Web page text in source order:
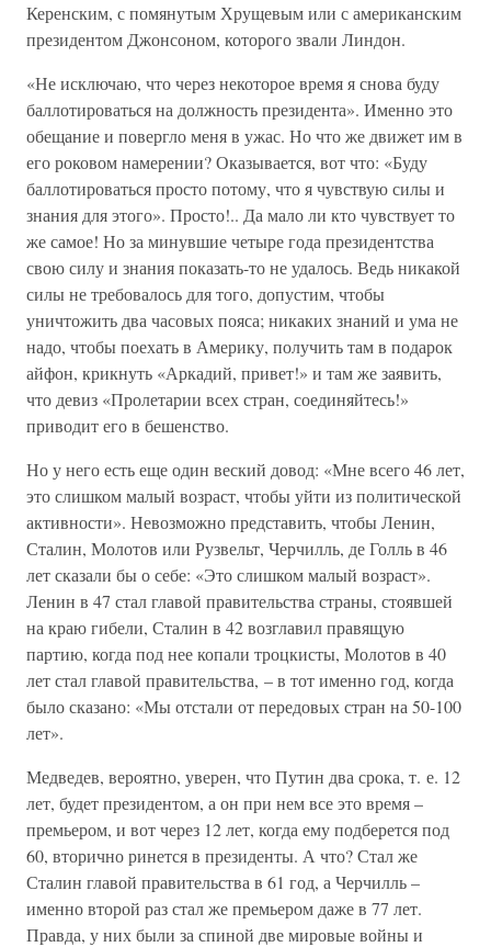
Керенским, с помянутым Хрущевым или с американским
президентом Джонсоном, которого звали Линдон.
«Не исключаю, что через некоторое время я снова буду
баллотироваться на должность президента». Именно это
обещание и повергло меня в ужас. Но что же движет им в
его роковом намерении? Оказывается, вот что: «Буду
баллотироваться просто потому, что я чувствую силы и
знания для этого». Просто!.. Да мало ли кто чувствует то
же самое! Но за минувшие четыре года президентства
свою силу и знания показать-то не удалось. Ведь никакой
силы не требовалось для того, допустим, чтобы
уничтожить два часовых пояса; никаких знаний и ума не
надо, чтобы поехать в Америку, получить там в подарок
айфон, крикнуть «Аркадий, привет!» и там же заявить,
что девиз «Пролетарии всех стран, соединяйтесь!»
приводит его в бешенство.
Но у него есть еще один веский довод: «Мне всего 46 лет,
это слишком малый возраст, чтобы уйти из политической
активности». Невозможно представить, чтобы Ленин,
Сталин, Молотов или Рузвельт, Черчилль, де Голль в 46
лет сказали бы о себе: «Это слишком малый возраст».
Ленин в 47 стал главой правительства страны, стоявшей
на краю гибели, Сталин в 42 возглавил правящую
партию, когда под нее копали троцкисты, Молотов в 40
лет стал главой правительства, – в тот именно год, когда
было сказано: «Мы отстали от передовых стран на 50-100
лет».
Медведев, вероятно, уверен, что Путин два срока, т. е. 12
лет, будет президентом, а он при нем все это время –
премьером, и вот через 12 лет, когда ему подберется под
60, вторично ринется в президенты. А что? Стал же
Сталин главой правительства в 61 год, а Черчилль –
именно второй раз стал же премьером даже в 77 лет.
Правда, у них были за спиной две мировые войны и